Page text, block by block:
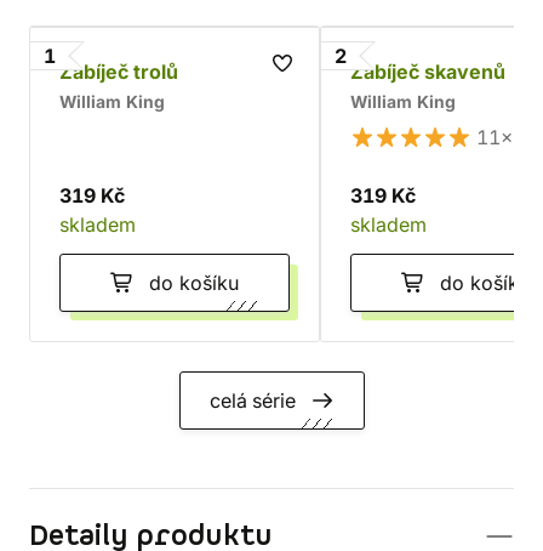
1
Zabíječ trolů
William King
319 Kč
skladem
do košíku
2
Zabíječ skavenů
William King
11×
319 Kč
skladem
do košíku
celá série
Detaily produktu